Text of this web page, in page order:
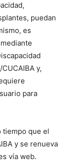
puedan
es
y,
para
tiempo que el
y se renueva
vía web.